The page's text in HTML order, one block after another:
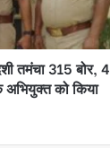
तमंचा 315 बोर, 4
को किया